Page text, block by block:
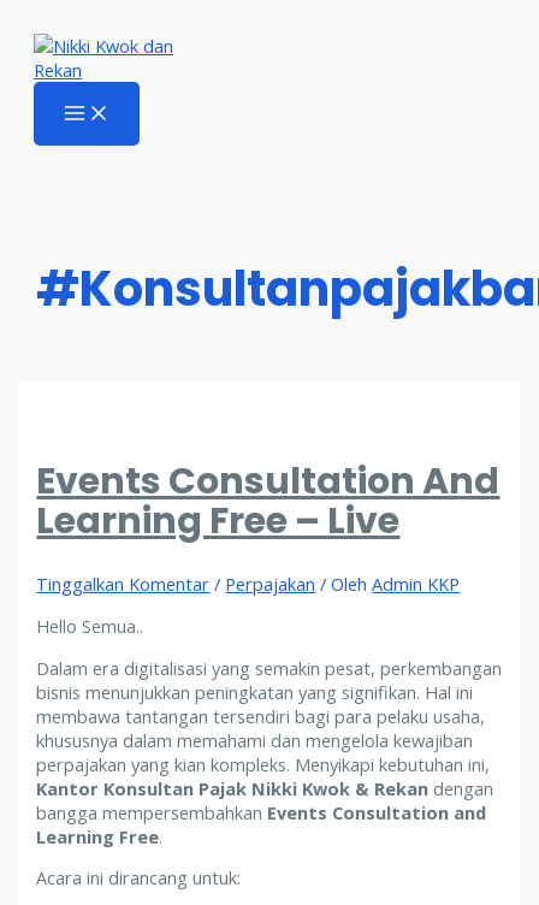
Events Consultation And
Learning Free – Live
Tinggalkan Komentar / Perpajakan / OlehAdmin KKP
Hello Semua..
Dalam era digitalisasi yang semakin pesat, perkembangan
bisnis menunjukkan peningkatan yang signifikan. Hal ini
membawa tantangan tersendiri bagi para pelaku usaha,
khususnya dalam memahami dan mengelola kewajiban
perpajakan yang kian kompleks. Menyikapi kebutuhan ini,
Kantor Konsultan Pajak Nikki Kwok & Rekan dengan
bangga mempersembahkan Events Consultation and
Learning Free.
Acara ini dirancang untuk: